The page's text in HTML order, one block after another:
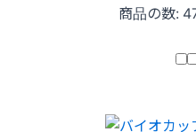
商品の数: